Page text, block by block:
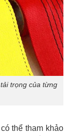
trọng của từng
thể tham khảo